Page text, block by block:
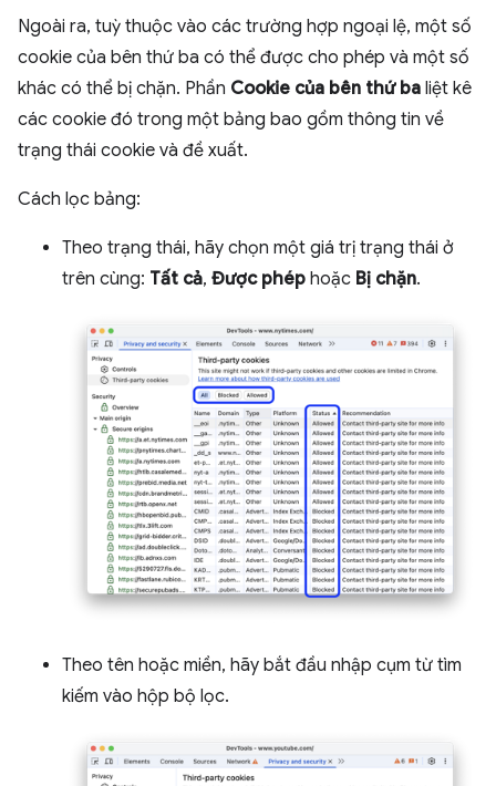
Ngoài ra, tuỳ thuộc vào các trường hợp ngoại lệ, một số
cookie của bên thứ ba có thể được cho phép và một số
khác có thể bị chặn. Phần Cookie của bên thứ ba liệt kê
các cookie đó trong một bảng bao gồm thông tin về
trạng thái cookie và đề xuất.
Cách lọc bảng:
Theo trạng thái, hãy chọn một giá trị trạng thái ở
trên cùng: Tất cả, Được phép hoặc Bị chặn.
Theo tên hoặc miền, hãy bắt đầu nhập cụm từ tìm
kiếm vào hộp bộ lọc.